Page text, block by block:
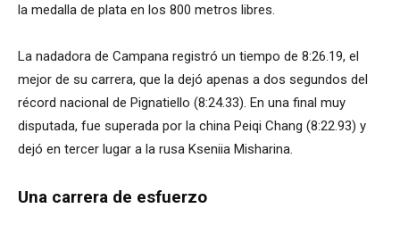
la medalla de plata en los 800 metros libres.
La nadadora de Campana registró un tiempo de 8:26.19, el
mejor de su carrera, que la dejó apenas a dos segundos del
récord nacional de Pignatiello (8:24.33). En una final muy
disputada, fue superada por la china Peiqi Chang (8:22.93) y
dejó en tercer lugar a la rusa Kseniia Misharina.
Una carrera de esfuerzo